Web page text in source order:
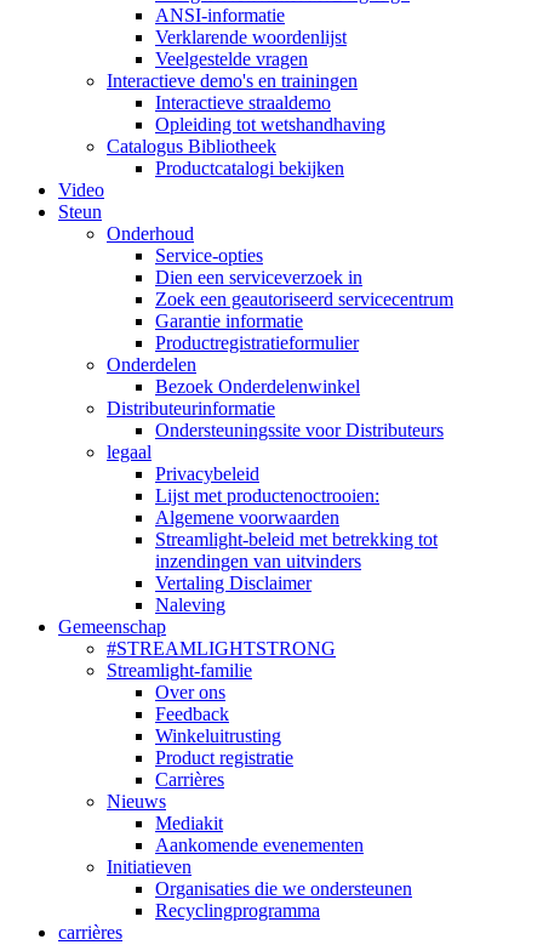
ANSI-informatie
Verklarende woordenlijst
Veelgestelde vragen
Interactieve demo's en trainingen
Interactieve straaldemo
Opleiding tot wetshandhaving
Catalogus Bibliotheek
Productcatalogi bekijken
Video
Steun
Onderhoud
Service-opties
Dien een serviceverzoek in
Zoek een geautoriseerd servicecentrum
Garantie informatie
Productregistratieformulier
Onderdelen
Bezoek Onderdelenwinkel
Distributeurinformatie
Ondersteuningssite voor Distributeurs
legaal
Privacybeleid
Lijst met productenoctrooien:
Algemene voorwaarden
Streamlight-beleid met betrekking tot
inzendingen van uitvinders
Vertaling Disclaimer
Naleving
Gemeenschap
#STREAMLIGHTSTRONG
Streamlight-familie
Over ons
Feedback
Winkeluitrusting
Product registratie
Carrières
Nieuws
Mediakit
Aankomende evenementen
Initiatieven
Organisaties die we ondersteunen
Recyclingprogramma
carrières